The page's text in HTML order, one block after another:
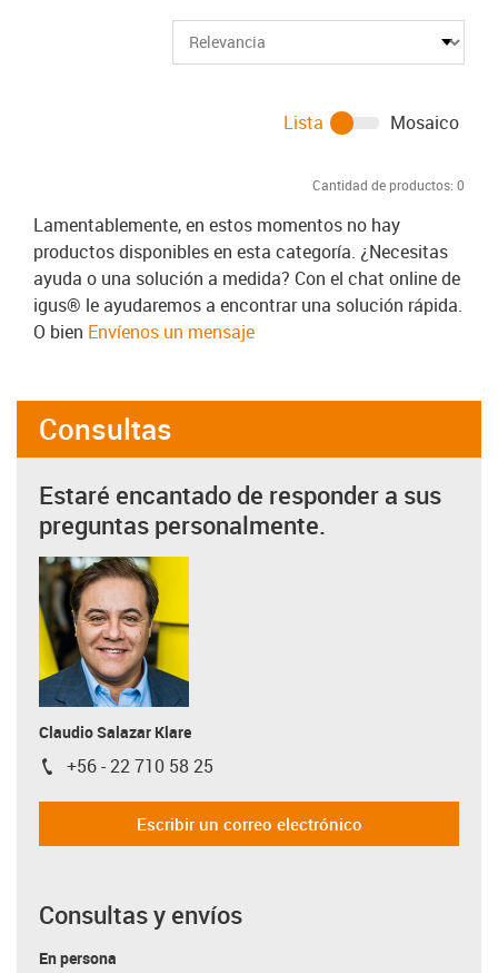
Cantidad de productos: 0
Lista Mosaico
Lamentablemente, en estos momentos no hay
productos disponibles en esta categoría. ¿Necesitas
ayuda o una solución a medida? Con el chat online de
igus® le ayudaremos a encontrar una solución rápida.
O bien Envíenos un mensaje
Consultas
Estaré encantado de responder a sus
preguntas personalmente.
Claudio Salazar Klare
igus-icon-phone
+56 - 22 710 58 25
Escribir un correo electrónico
Consultas y envíos
En persona